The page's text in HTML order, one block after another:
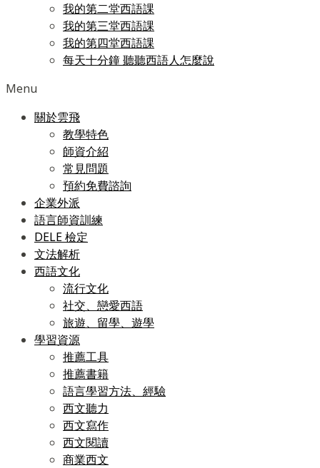
我的第二堂西語課
我的第三堂西語課
我的第四堂西語課
每天十分鐘 聽聽西語人怎麼說
Menu
關於雲飛
教學特色
師資介紹
常見問題
預約免費諮詢
企業外派
語言師資訓練
DELE 檢定
文法解析
西語文化
流行文化
社交、戀愛西語
旅遊、留學、遊學
學習資源
推薦工具
推薦書籍
語言學習方法、經驗
西文聽力
西文寫作
西文閱讀
商業西文